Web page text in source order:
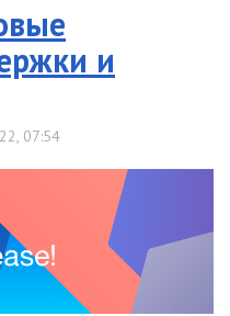
и
07:54